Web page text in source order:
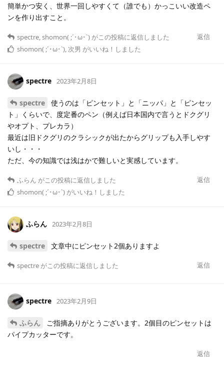
簡単かつ安く、世界一回しやすくて（誰でも）かっこいい改造ペ
ンを作り出すこと。
返信
spectre,shomon( ;´･ω･`) がこの投稿に返信しました
shomon( ;´･ω･`), 次男 がいいね！しました
spectre 2023年2月8日
spectre
使うのは「ピンセット」と「ニッパ」と「ピンセッ
ト」くらいで、度定番のペン（例えば日本国内で言うとドクグリ
やオプト、プレカラ）
最近は旧ドクグリのクラシックが出たからグリップも入手しやす
いし・・・
ただ、今の知識では浅はかで難しいと実感しています。
返信
ふらん がこの投稿に返信しました
shomon( ;´･ω･`) がいいね！しました
ふらん 2023年2月8日
spectre 文章中にピンセット2個ありますよ
返信
spectre がこの投稿に返信しました
spectre 2023年2月9日
ふらん
ご指摘ありがとうございます。2個目のピンセットは
パイプカッターです。
返信